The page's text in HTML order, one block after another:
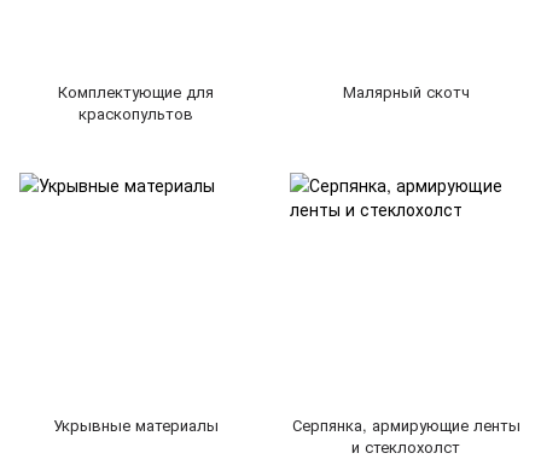
Комплектующие для
краскопультов
Малярный скотч
Укрывные материалы
Серпянка, армирующие ленты
и стеклохолст